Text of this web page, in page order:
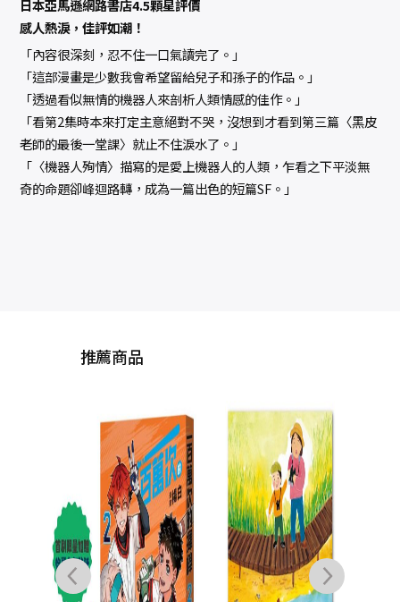
日本亞馬遜網路書店4.5顆星評價
感人熱淚，佳評如潮！
「內容很深刻，忍不住一口氣讀完了。」
「這部漫畫是少數我會希望留給兒子和孫子的作品。」
「透過看似無情的機器人來剖析人類情感的佳作。」
「看第2集時本來打定主意絕對不哭，沒想到才看到第三篇〈黑皮
老師的最後一堂課〉就止不住淚水了。」
「〈機器人殉情〉描寫的是愛上機器人的人類，乍看之下平淡無
奇的命題卻峰迴路轉，成為一篇出色的短篇SF。」
推薦商品